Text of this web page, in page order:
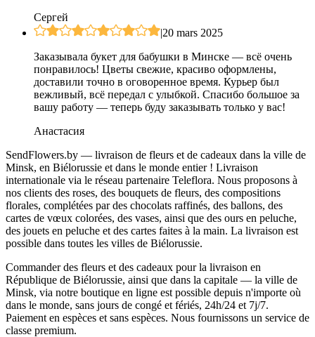
Сергей
|20 mars 2025
Заказывала букет для бабушки в Минске — всё очень
понравилось! Цветы свежие, красиво оформлены,
доставили точно в оговоренное время. Курьер был
вежливый, всё передал с улыбкой. Спасибо большое за
вашу работу — теперь буду заказывать только у вас!
Анастасия
SendFlowers.by — livraison de fleurs et de cadeaux dans la ville de
Minsk, en Biélorussie et dans le monde entier ! Livraison
internationale via le réseau partenaire Teleflora. Nous proposons à
nos clients des roses, des bouquets de fleurs, des compositions
florales, complétées par des chocolats raffinés, des ballons, des
cartes de vœux colorées, des vases, ainsi que des ours en peluche,
des jouets en peluche et des cartes faites à la main. La livraison est
possible dans toutes les villes de Biélorussie.
Commander des fleurs et des cadeaux pour la livraison en
République de Biélorussie, ainsi que dans la capitale — la ville de
Minsk, via notre boutique en ligne est possible depuis n'importe où
dans le monde, sans jours de congé et fériés, 24h/24 et 7j/7.
Paiement en espèces et sans espèces. Nous fournissons un service de
classe premium.